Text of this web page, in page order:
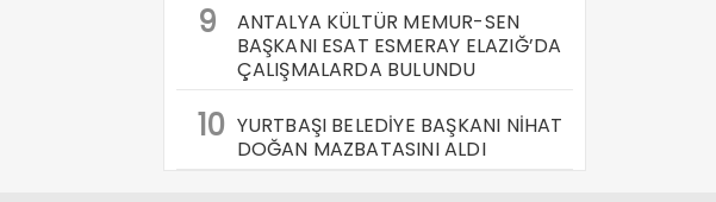
9
ANTALYA KÜLTÜR MEMUR-SEN
BAŞKANI ESAT ESMERAY ELAZIĞ’DA
ÇALIŞMALARDA BULUNDU
10 YURTBAŞI BELEDİYE BAŞKANI NİHAT
DOĞAN MAZBATASINI ALDI